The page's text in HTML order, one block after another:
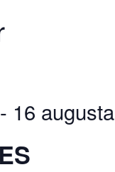
- 16 augusta